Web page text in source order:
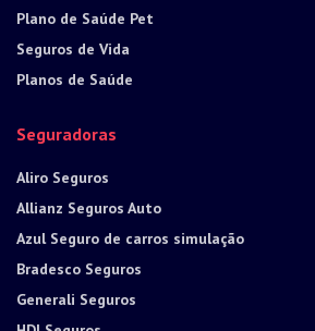
Plano de Saúde Pet
Seguros de Vida
Planos de Saúde
Seguradoras
Aliro Seguros
Allianz Seguros Auto
Azul Seguro de carros simulação
Bradesco Seguros
Generali Seguros